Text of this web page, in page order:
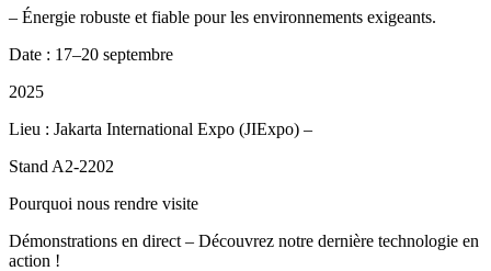
– Énergie robuste et fiable pour les environnements exigeants.
Date : 17–20 septembre
2025
Lieu : Jakarta International Expo (JIExpo) –
Stand A2-2202
Pourquoi nous rendre visite
Démonstrations en direct – Découvrez notre dernière technologie en
action !